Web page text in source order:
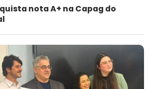
nota A+ na Capag do